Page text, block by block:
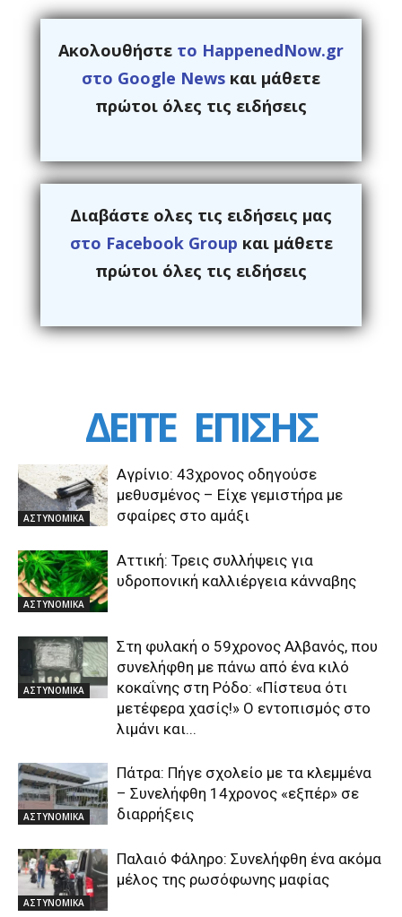
Ακολουθήστε το HappenedNow.gr
στο Google News και μάθετε
πρώτοι όλες τις ειδήσεις
Διαβάστε ολες τις ειδήσεις μας
στο Facebook Group και μάθετε
πρώτοι όλες τις ειδήσεις
ΔΕΙΤΕ ΕΠΙΣΗΣ
ΑΣΤΥΝΟΜΙΚΑ
Αγρίνιο: 43χρονος οδηγούσε
μεθυσμένος – Είχε γεμιστήρα με
σφαίρες στο αμάξι
ΑΣΤΥΝΟΜΙΚΑ
Αττική: Τρεις συλλήψεις για
υδροπονική καλλιέργεια κάνναβης
ΑΣΤΥΝΟΜΙΚΑ
Στη φυλακή ο 59χρονος Αλβανός, που
συνελήφθη με πάνω από ένα κιλό
κοκαΐνης στη Ρόδο: «Πίστευα ότι
μετέφερα χασίς!» Ο εντοπισμός στο
λιμάνι και...
ΑΣΤΥΝΟΜΙΚΑ
Πάτρα: Πήγε σχολείο με τα κλεμμένα
– Συνελήφθη 14χρονος «εξπέρ» σε
διαρρήξεις
ΑΣΤΥΝΟΜΙΚΑ
Παλαιό Φάληρο: Συνελήφθη ένα ακόμα
μέλος της ρωσόφωνης μαφίας